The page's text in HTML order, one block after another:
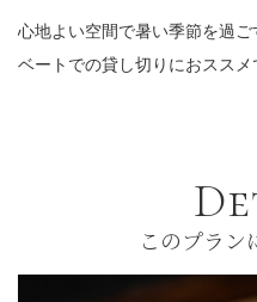
心地よい空間で暑い季節を過
ベートでの貸し切りにおススメ
このプラン